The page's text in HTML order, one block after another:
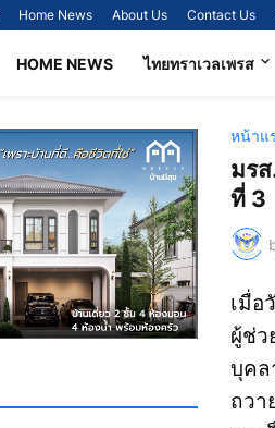
Home News About Us Contact Us
HOME NEWS ไทยทราเวลเพรส
หน้าแ
มร
ที่ 3
เมื่อ
ผู้ช่ว
บุคล
ถวา